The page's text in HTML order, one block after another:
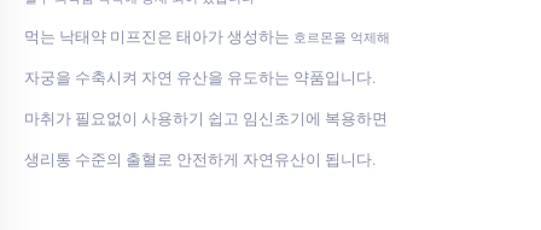
먹는 낙태약 미프진은 태아가 생성하는 호르몬을 억제해
자궁을 수축시켜 자연 유산을 유도하는 약품입니다.
마취가 필요없이 사용하기 쉽고 임신초기에 복용하면
생리통 수준의 출혈로 안전하게 자연유산이 됩니다.